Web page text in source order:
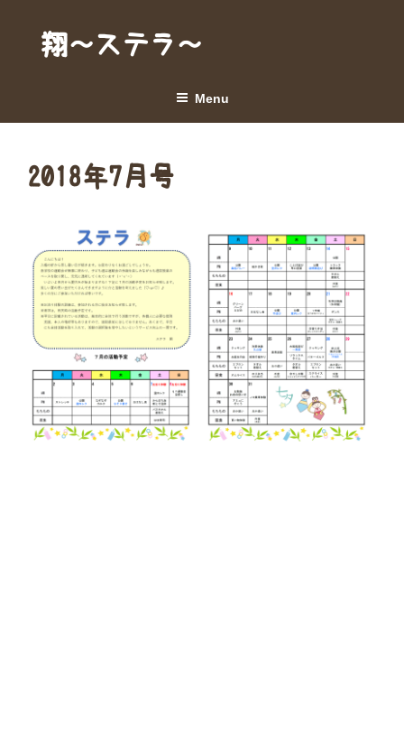
content翔～ステラ～
Menu
2018年7月号